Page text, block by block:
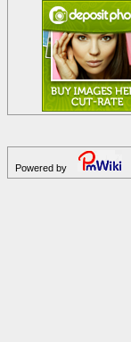
Powered by